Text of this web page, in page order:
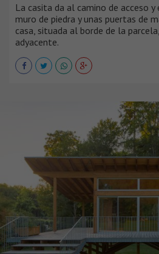
La casita da al camino de acceso
muro de piedra y unas puertas de
casa, situada al borde de la
adyacente.